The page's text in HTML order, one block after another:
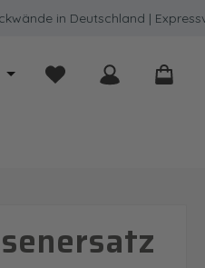
in Deutschland |
Du hast 0 Produkte